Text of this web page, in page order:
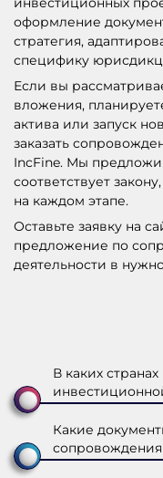
оформление
стратегия,
специфику
Если вы
вложения,
актива или запуск
заказать
IncFine. Мы
соответствует
на каждом этапе.
Оставьте заявку на
предложение по
деятельности в
В каких
Какие
сопровождения